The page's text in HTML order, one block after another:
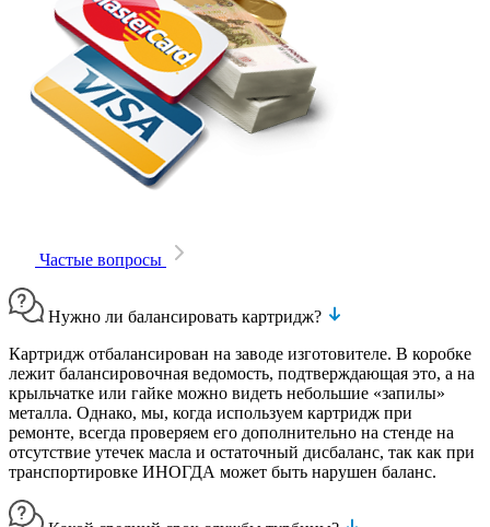
Частые вопросы
Нужно ли балансировать картридж?
Картридж отбалансирован на заводе изготовителе. В коробке
лежит балансировочная ведомость, подтверждающая это, а на
крыльчатке или гайке можно видеть небольшие «запилы»
металла. Однако, мы, когда используем картридж при
ремонте, всегда проверяем его дополнительно на стенде на
отсутствие утечек масла и остаточный дисбаланс, так как при
транспортировке ИНОГДА может быть нарушен баланс.